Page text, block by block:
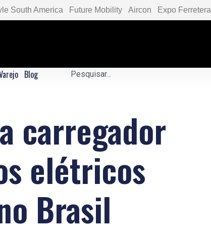
South America Future Mobility Aircon Expo Ferretera
Blog
carregador
elétricos
Brasil